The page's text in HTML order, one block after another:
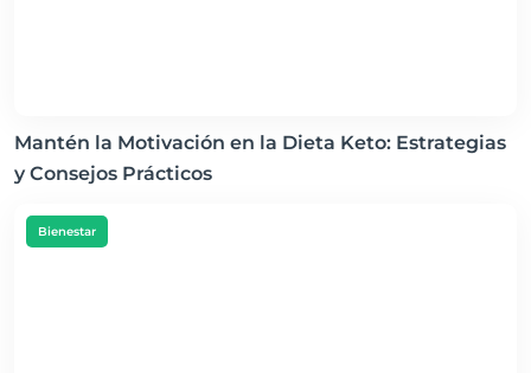
Mantén la Motivación en la Dieta Keto: Estrategias
y Consejos Prácticos
Bienestar